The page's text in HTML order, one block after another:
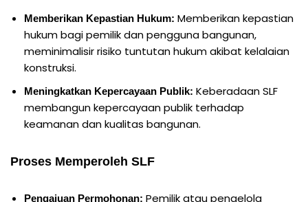
Memberikan Kepastian Hukum: Memberikan kepastian
hukum bagi pemilik dan pengguna bangunan,
meminimalisir risiko tuntutan hukum akibat kelalaian
konstruksi.
Meningkatkan Kepercayaan Publik: Keberadaan SLF
membangun kepercayaan publik terhadap
keamanan dan kualitas bangunan.
Proses Memperoleh SLF
Pengajuan Permohonan: Pemilik atau pengelola